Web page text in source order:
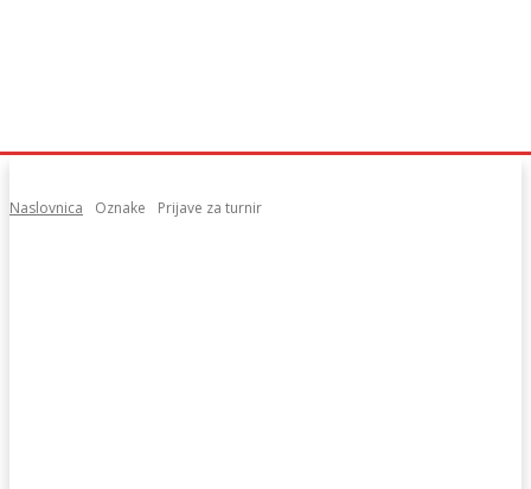
Naslovnica Oznake Prijave za turnir